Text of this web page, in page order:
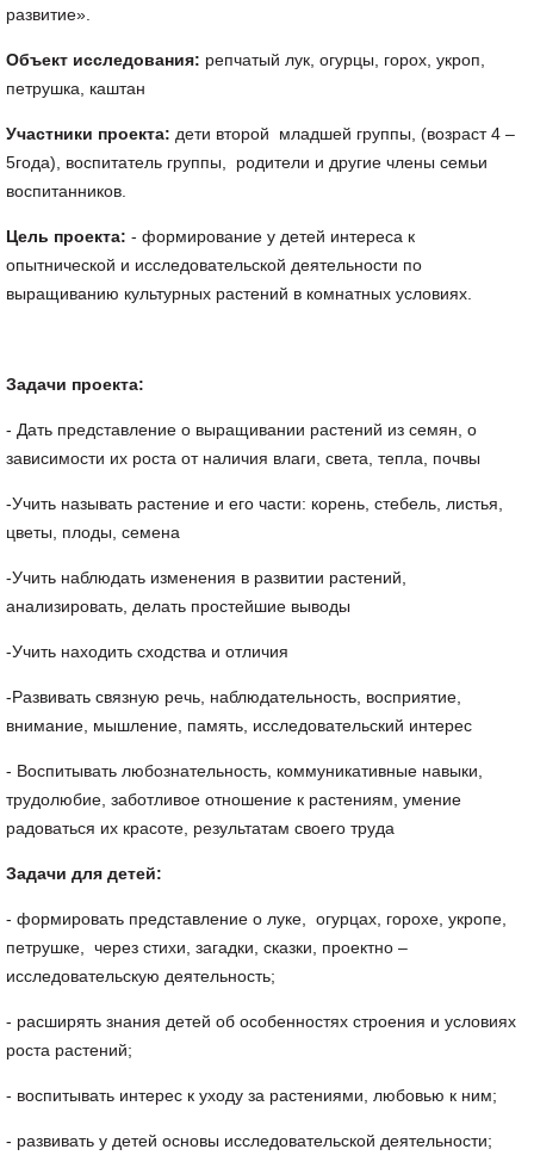
развитие».
Объект исследования: репчатый лук, огурцы, горох, укроп,
петрушка, каштан
Участники проекта: дети второй младшей группы, (возраст 4 –
5года), воспитатель группы, родители и другие члены семьи
воспитанников.
Цель проекта: - формирование у детей интереса к
опытнической и исследовательской деятельности по
выращиванию культурных растений в комнатных условиях.
Задачи проекта:
- Дать представление о выращивании растений из семян, о
зависимости их роста от наличия влаги, света, тепла, почвы
-Учить называть растение и его части: корень, стебель, листья,
цветы, плоды, семена
-Учить наблюдать изменения в развитии растений,
анализировать, делать простейшие выводы
-Учить находить сходства и отличия
-Развивать связную речь, наблюдательность, восприятие,
внимание, мышление, память, исследовательский интерес
- Воспитывать любознательность, коммуникативные навыки,
трудолюбие, заботливое отношение к растениям, умение
радоваться их красоте, результатам своего труда
Задачи для детей:
- формировать представление о луке, огурцах, горохе, укропе,
петрушке, через стихи, загадки, сказки, проектно –
исследовательскую деятельность;
- расширять знания детей об особенностях строения и условиях
роста растений;
- воспитывать интерес к уходу за растениями, любовью к ним;
- развивать у детей основы исследовательской деятельности;